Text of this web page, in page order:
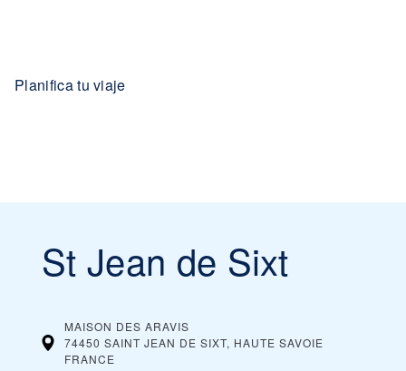
Planifica tu viaje
St Jean de Sixt
MAISON DES ARAVIS
74450 SAINT JEAN DE SIXT, HAUTE SAVOIE
FRANCE